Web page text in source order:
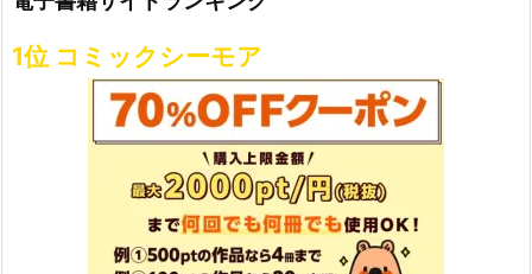
1位 コミックシーモア